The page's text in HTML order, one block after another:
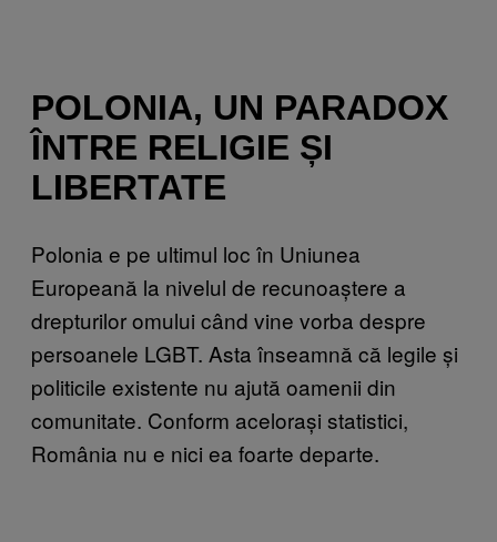
POLONIA, UN PARADOX
ÎNTRE RELIGIE ȘI
LIBERTATE
Polonia e pe ultimul loc în Uniunea
Europeană la nivelul de recunoaștere a
drepturilor omului când vine vorba despre
persoanele LGBT. Asta înseamnă că legile și
politicile existente nu ajută oamenii din
comunitate. Conform acelorași statistici,
România nu e nici ea foarte departe.